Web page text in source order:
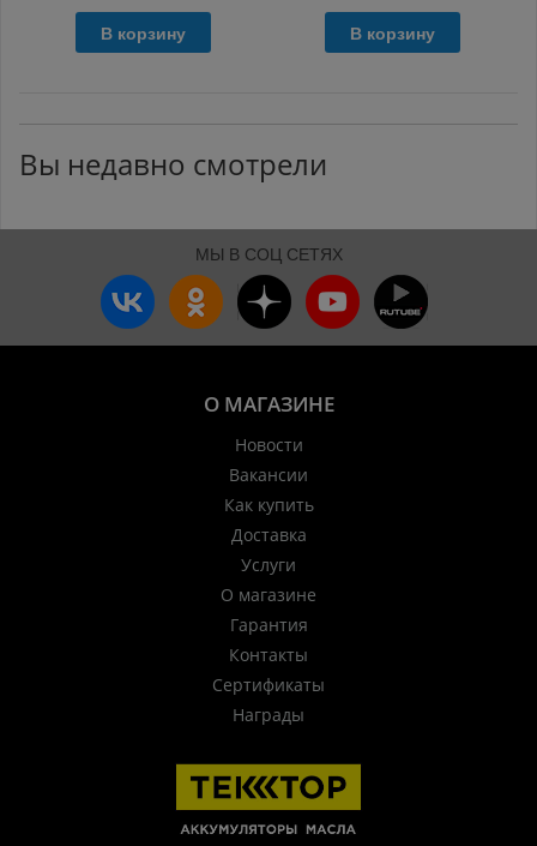
В корзину В корзину
Вы недавно смотрели
МЫ В СОЦ СЕТЯХ
О МАГАЗИНЕ
Новости
Вакансии
Как купить
Доставка
Услуги
О магазине
Гарантия
Контакты
Сертификаты
Награды